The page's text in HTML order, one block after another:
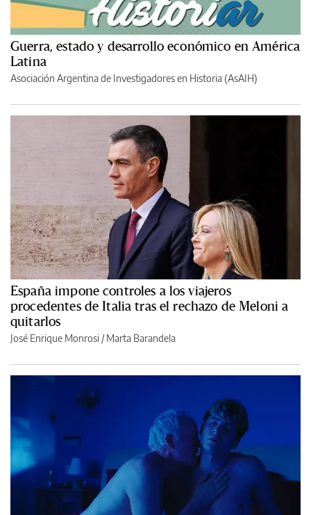
Guerra, estado y desarrollo económico en América
Latina
Asociación Argentina de Investigadores en Historia (AsAIH)
España impone controles a los viajeros
procedentes de Italia tras el rechazo de Meloni a
quitarlos
José Enrique Monrosi / Marta Barandela